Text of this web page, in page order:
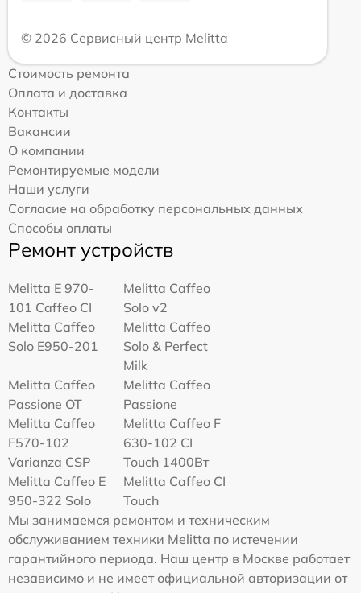
© 2026 Сервисный центр Melitta
Стоимость ремонта
Оплата и доставка
Контакты
Вакансии
О компании
Ремонтируемые модели
Наши услуги
Согласие на обработку персональных данных
Способы оплаты
Ремонт устройств
Melitta Е 970-
101 Caffeo CI
Melitta Caffeo
Solo v2
Melitta Caffeo
Solo E950-201
Melitta Caffeo
Solo & Perfect
Milk
Melitta Caffeo
Passione OT
Melitta Caffeo
Passione
Melitta Caffeo
F570-102
Varianza CSP
Melitta Caffeo F
630-102 CI
Touch 1400Вт
Melitta Caffeo E
950-322 Solo
Melitta Caffeo CI
Touch
Мы занимаемся ремонтом и техническим
обслуживанием техники Melitta по истечении
гарантийного периода. Наш центр в Москве работает
независимо и не имеет официальной авторизации от